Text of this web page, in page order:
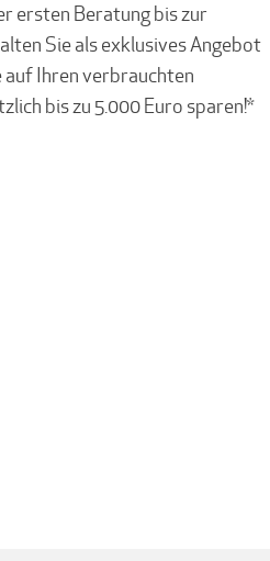
ersten Beratung bis zur
Sie als exklusives Angebot
Ihren verbrauchten
bis zu 5.000 Euro sparen!*